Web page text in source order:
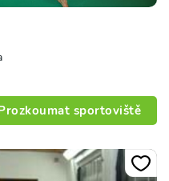
sportoviště